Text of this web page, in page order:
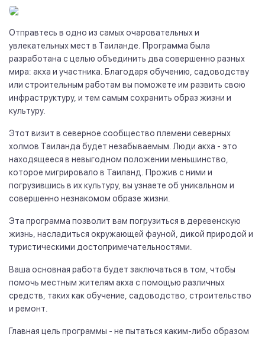
Отправтесь в одно из самых очаровательных и
увлекательных мест в Таиланде. Программа была
разработана с целью объединить два совершенно разных
мира: акха и участника. Благодаря обучению, садоводству
или строительным работам вы поможете им развить свою
инфраструктуру, и тем самым сохранить образ жизни и
культуру.
Этот визит в северное сообщество племени северных
холмов Таиланда будет незабываемым. Люди акха - это
находящееся в невыгодном положении меньшинство,
которое мигрировало в Таиланд. Прожив с ними и
погрузившись в их культуру, вы узнаете об уникальном и
совершенно незнакомом образе жизни.
Эта программа позволит вам погрузиться в деревенскую
жизнь, насладиться окружающей фауной, дикой природой и
туристическими достопримечательностями.
Ваша основная работа будет заключаться в том, чтобы
помочь местным жителям акха с помощью различных
средств, таких как обучение, садоводство, строительство
и ремонт.
Главная цель программы - не пытаться каким-либо образом